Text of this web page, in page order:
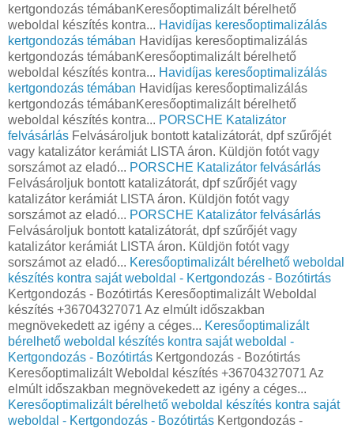
kertgondozás témábanKeresőoptimalizált bérelhető
weboldal készítés kontra... Havidíjas keresőoptimalizálás
kertgondozás témában Havidíjas keresőoptimalizálás
kertgondozás témábanKeresőoptimalizált bérelhető
weboldal készítés kontra... Havidíjas keresőoptimalizálás
kertgondozás témában Havidíjas keresőoptimalizálás
kertgondozás témábanKeresőoptimalizált bérelhető
weboldal készítés kontra... PORSCHE Katalizátor
felvásárlás Felvásároljuk bontott katalizátorát, dpf szűrőjét
vagy katalizátor kerámiát LISTA áron. Küldjön fotót vagy
sorszámot az eladó... PORSCHE Katalizátor felvásárlás
Felvásároljuk bontott katalizátorát, dpf szűrőjét vagy
katalizátor kerámiát LISTA áron. Küldjön fotót vagy
sorszámot az eladó... PORSCHE Katalizátor felvásárlás
Felvásároljuk bontott katalizátorát, dpf szűrőjét vagy
katalizátor kerámiát LISTA áron. Küldjön fotót vagy
sorszámot az eladó... Keresőoptimalizált bérelhető weboldal
készítés kontra saját weboldal - Kertgondozás - Bozótirtás
Kertgondozás - Bozótirtás Keresőoptimalizált Weboldal
készítés +36704327071 Az elmúlt időszakban
megnövekedett az igény a céges... Keresőoptimalizált
bérelhető weboldal készítés kontra saját weboldal -
Kertgondozás - Bozótirtás Kertgondozás - Bozótirtás
Keresőoptimalizált Weboldal készítés +36704327071 Az
elmúlt időszakban megnövekedett az igény a céges...
Keresőoptimalizált bérelhető weboldal készítés kontra saját
weboldal - Kertgondozás - Bozótirtás Kertgondozás -